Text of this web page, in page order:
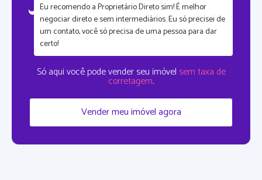
Eu recomendo a Proprietário Direto sim!É melhor
negociar direto e sem intermediários.Eu só precisei de
um contato, você só precisa de uma pessoa para dar
certo!
Só aqui você pode vender seu imóvel sem taxa de
corretagem.
Vender meu imóvel agora